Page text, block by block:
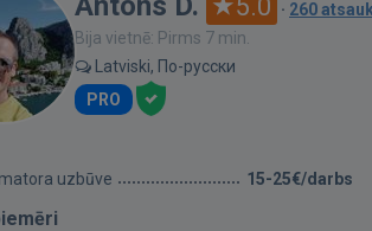
5.0 · 260
Bija vietnē: Pirms 7 min.
Latviski, По-русски
PRO
uzbūve 15-25€/darbs